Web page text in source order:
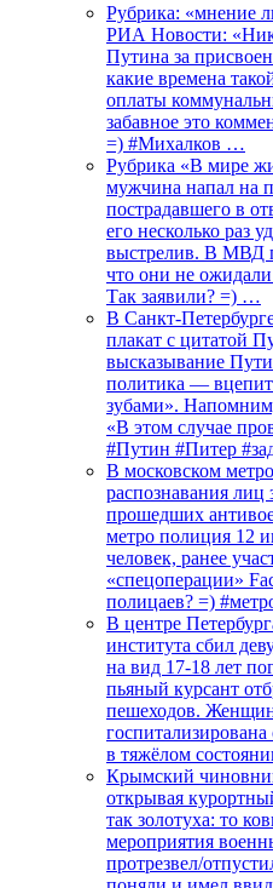
Рубрика: «мнение
РИА Новости:
Путина за
какие времена
оплаты
забавное это
=) #Михалков …
Рубрика «В мире
мужчина напал на
пострадавшего в
его несколько раз
выстрелив. В МВД
что они не
Так заявили? =) …
В Санкт-
плакат с цитатой
высказывание
политика —
зубами».
«В этом случае
#Путин #Питер
В московском
распознавания лиц
прошедших
метро полиция 12
человек, ранее
«спецоперации»
полицаев? =)
В центре
института сбил
на вид 17-18 лет
пьяный курсант
пешеходов.
в тяжёлом
Крымский
открывая
так золотуха: то
мероприятия
протрезвел/